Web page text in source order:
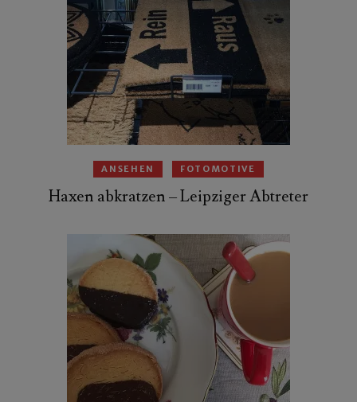
ANSEHEN FOTOMOTIVE
Haxen abkratzen – Leipziger Abtreter